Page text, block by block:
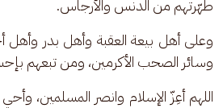
طهّرتهم من الدنس والأرجاس.
وعلى أهل بيعة العقبة وأهل بدر وأهل
وسائر الصحب الأكرمين، ومن تبعهم
اللهم أعِزّ الإسلام وانصر المسلمين،